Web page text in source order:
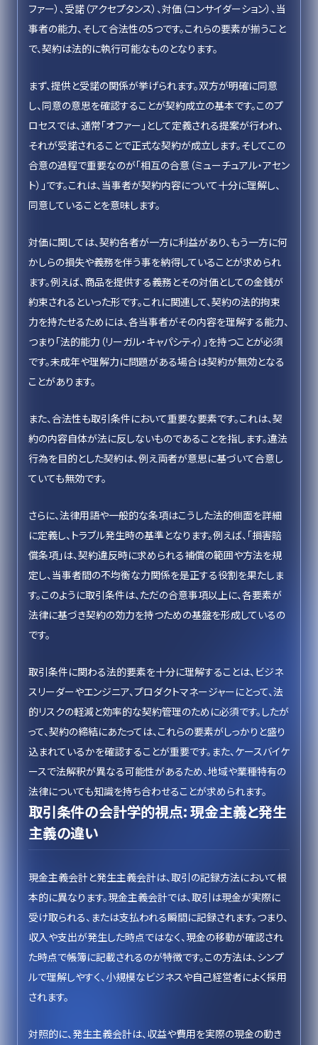
ファー）、受諾（アクセプタンス）、対価（コンサイダーション）、当
事者の能力、そして合法性の5つです。これらの要素が揃うこと
で、契約は法的に執行可能なものとなります。
まず、提供と受諾の関係が挙げられます。双方が明確に同意
し、同意の意思を確認することが契約成立の基本です。このプ
ロセスでは、通常「オファー」として定義される提案が行われ、
それが受諾されることで正式な契約が成立します。そしてこの
合意の過程で重要なのが「相互の合意（ミューチュアル・アセン
ト）」です。これは、当事者が契約内容について十分に理解し、
同意していることを意味します。
対価に関しては、契約各者が一方に利益があり、もう一方に何
かしらの損失や義務を伴う事を納得していることが求められ
ます。例えば、商品を提供する義務とその対価としての金銭が
約束されるといった形です。これに関連して、契約の法的拘束
力を持たせるためには、各当事者がその内容を理解する能力、
つまり「法的能力（リーガル・キャパシティ）」を持つことが必須
です。未成年や理解力に問題がある場合は契約が無効となる
ことがあります。
また、合法性も取引条件において重要な要素です。これは、契
約の内容自体が法に反しないものであることを指します。違法
行為を目的とした契約は、例え両者が意思に基づいて合意し
ていても無効です。
さらに、法律用語や一般的な条項はこうした法的側面を詳細
に定義し、トラブル発生時の基準となります。例えば、「損害賠
償条項」は、契約違反時に求められる補償の範囲や方法を規
定し、当事者間の不均衡な力関係を是正する役割を果たしま
す。このように取引条件は、ただの合意事項以上に、各要素が
法律に基づき契約の効力を持つための基盤を形成しているの
です。
取引条件に関わる法的要素を十分に理解することは、ビジネ
スリーダーやエンジニア、プロダクトマネージャーにとって、法
的リスクの軽減と効率的な契約管理のために必須です。したが
って、契約の締結にあたっては、これらの要素がしっかりと盛り
込まれているかを確認することが重要です。また、ケースバイケ
ースで法解釈が異なる可能性があるため、地域や業種特有の
法律についても知識を持ち合わせることが求められます。
取引条件の会計学的視点: 現金主義と発生
主義の違い
現金主義会計と発生主義会計は、取引の記録方法において根
本的に異なります。現金主義会計では、取引は現金が実際に
受け取られる、または支払われる瞬間に記録されます。つまり、
収入や支出が発生した時点ではなく、現金の移動が確認され
た時点で帳簿に記載されるのが特徴です。この方法は、シンプ
ルで理解しやすく、小規模なビジネスや自己経営者によく採用
されます。
対照的に、発生主義会計は、収益や費用を実際の現金の動き